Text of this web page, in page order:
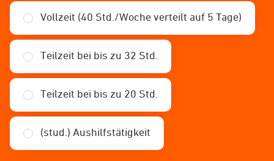
Vollzeit (40 Std./Woche verteilt auf 5 Tage)
Teilzeit bei bis zu 32 Std.
Teilzeit bei bis zu 20 Std.
(stud.) Aushilfstätigkeit